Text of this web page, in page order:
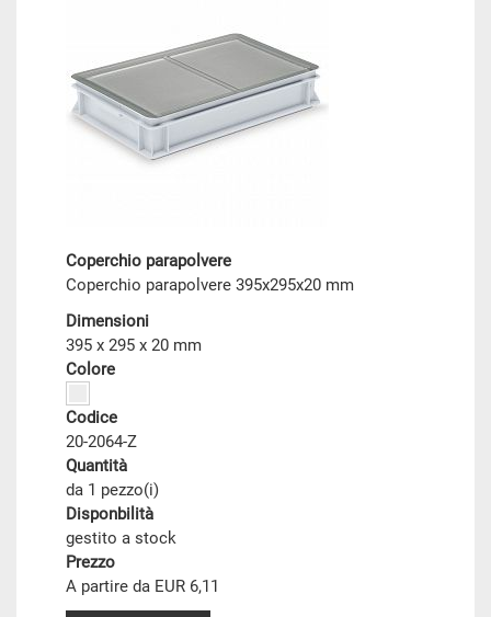
Coperchio parapolvere
Coperchio parapolvere 395x295x20 mm
Dimensioni
395 x 295 x 20 mm
Colore
Codice
20-2064-Z
Quantità
da 1 pezzo(i)
Disponbilità
gestito a stock
Prezzo
A partire da EUR 6,11